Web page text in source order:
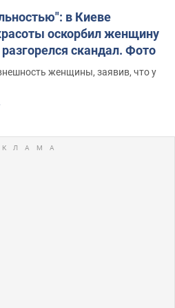
в Киеве
оскорбил женщину
скандал. Фото
женщины, заявив, что у